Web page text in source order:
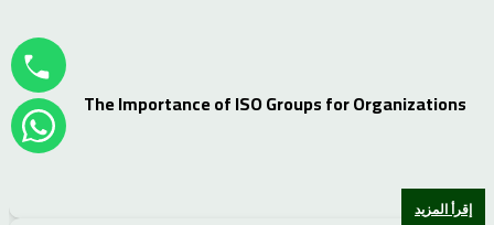
The Importance of ISO Groups for Organizations
إقرأ المزيد